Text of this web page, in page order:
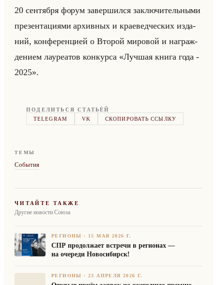
20 сен­тяб­ря форум за­вер­шил­ся за­клю­чи­тельны­ми
пре­зен­та­ци­ями ар­хив­ных и кра­евед­че­ских из­да­
ний, кон­фе­рен­ци­ей о Вто­рой ми­ро­вой и на­граж­
де­ни­ем ла­уре­атов кон­кур­са «Лучшая книга года -
2025».
ПОДЕЛИТЬСЯ СТАТЬЁЙ
TELEGRAM
VK СКОПИРОВАТЬ ССЫЛКУ
ТЕМЫ
События
ЧИТАЙТЕ ТАКЖЕ
Другие новости Союза
РЕГИОНЫ · 15 МАЯ 2026 Г.
СПР продолжает встречи в регионах —
на очереди Новосибирск!
РЕГИОНЫ ·23 АПРЕЛЯ 2026 Г.